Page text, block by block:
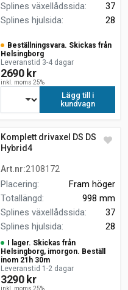
Splines växellådssida:
37
Splines hjulsida: 28
Beställningsvara. Skickas från
Helsingborg
Leveranstid 3-4 dagar
2690 kr
inkl. moms 25%
Lägg till i
kundvagn
Komplett drivaxel DS DS 5
Hybrid4
Art.nr:2108172
Placering:
Fram höger
Totallängd:
998 mm
Splines växellådssida:
37
Splines hjulsida: 28
I lager. Skickas från
Helsingborg, imorgon. Beställ
inom 21h 30m
Leveranstid 1-2 dagar
3290 kr
inkl. moms 25%